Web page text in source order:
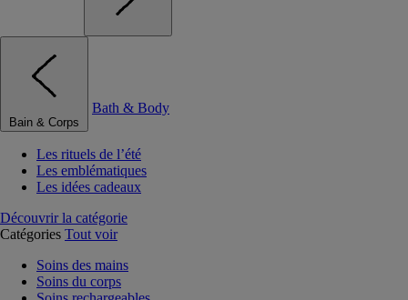
Bain & Corps
Bath & Body
Les rituels de l’été
Les emblématiques
Les idées cadeaux
Découvrir la catégorie
Catégories Tout voir
Soins des mains
Soins du corps